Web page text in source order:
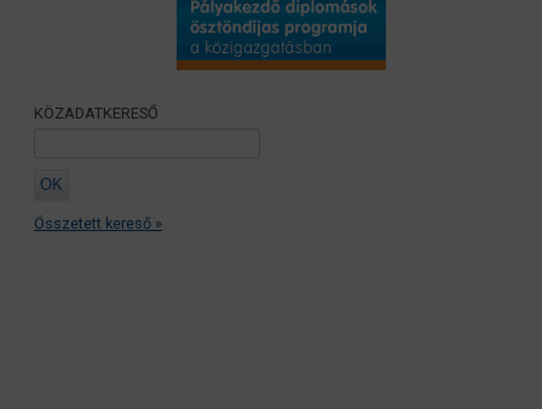
KÖZADATKERESŐ
Összetett kereső »